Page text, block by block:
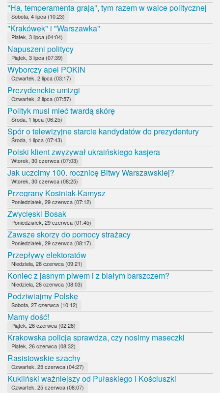
"Ha, temperamenta grają", tym razem w walce politycznej
Sobota, 4 lipca (10:23)
"Krakówek" i "Warszawka"
Piątek, 3 lipca (04:04)
Napuszeni politycy
Piątek, 3 lipca (07:39)
Wyborczy apel POKiN
Czwartek, 2 lipca (03:17)
Prezydenckie umizgi
Czwartek, 2 lipca (07:57)
Polityk musi mieć twardą skórę
Środa, 1 lipca (06:25)
Spór o telewizyjne starcie kandydatów do prezydentury
Środa, 1 lipca (07:43)
Polski klient zwyzywał ukraińskiego kasjera
Wtorek, 30 czerwca (07:03)
Jak uczcimy 100. rocznicę Bitwy Warszawskiej?
Wtorek, 30 czerwca (08:25)
Przegrany Kosiniak-Kamysz
Poniedziałek, 29 czerwca (07:12)
Zwycięski Bosak
Poniedziałek, 29 czerwca (01:45)
Zawsze skorzy do pomocy strażacy
Poniedziałek, 29 czerwca (08:17)
Przepływy elektoratów
Niedziela, 28 czerwca (09:21)
Koniec z jasnym piwem i z białym barszczem?
Niedziela, 28 czerwca (08:03)
Podziwiajmy Polskę
Sobota, 27 czerwca (10:12)
Mamy dość!
Piątek, 26 czerwca (02:28)
Krakowska policja sprawdza, czy nosimy maseczki
Piątek, 26 czerwca (08:32)
Rasistowskie szachy
Czwartek, 25 czerwca (04:27)
Kukliński ważniejszy od Pułaskiego i Kościuszki
Czwartek, 25 czerwca (08:07)